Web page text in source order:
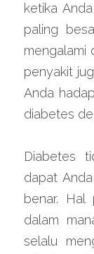
ketika
paling
mengalami
penyakit
Anda
diabetes
Diabetes
dapat
benar. Hal
dalam
selalu